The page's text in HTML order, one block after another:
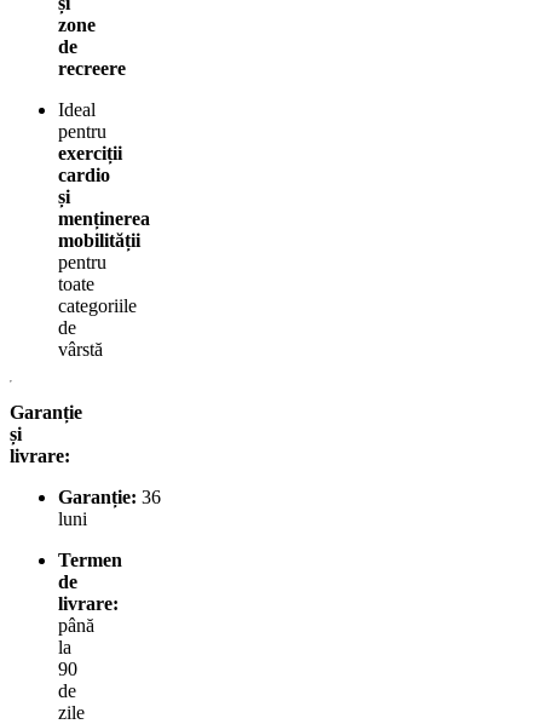
zone
de
recreere
Ideal
pentru
exerciții
cardio
și
menținerea
mobilității
pentru
toate
categoriile
de
vârstă
Garanție
și
livrare:
Garanție: 36
luni
Termen
de
livrare:
până
la
90
de
zile